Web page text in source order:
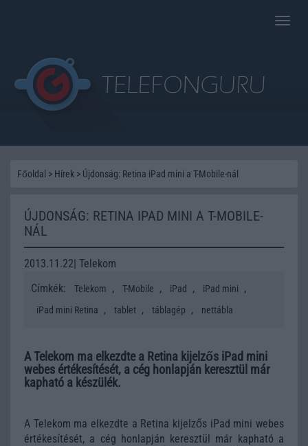
Toggle
Főoldal > Hírek > Újdonság: Retina iPad mini a T-Mobile-nál
ÚJDONSÁG: RETINA IPAD MINI A T-MOBILE-
NÁL
2013.11.22| Telekom
Címkék:
Telekom , T-Mobile , iPad , iPad mini ,
iPad mini Retina , tablet , táblagép , nettábla
A Telekom ma elkezdte a Retina kijelzős iPad mini
webes értékesítését, a cég honlapján keresztül már
kapható a készülék.
A Telekom ma elkezdte a Retina kijelzős iPad mini webes
értékesítését, a cég honlapján keresztül már kapható a